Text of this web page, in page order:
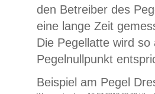
den Betreiber des
eine lange Zeit
Die Pegellatte wird
Pegelnullpunkt
Beispiel am Pegel